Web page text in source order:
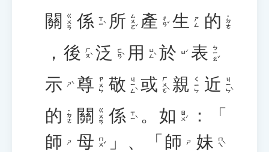
關 ㄍㄨㄢ 係 ㄒㄧˋ 所 ㄙㄨㄛˇ 產 ㄔㄢˇ 生 ㄕㄥ 的 ˙ㄉㄜ
， 後 ㄏㄡˋ 泛 ㄈㄢˋ 用 ㄩㄥˋ 於 ㄩˊ 表 ㄅㄧㄠˇ
示 ㄕˋ 尊 ㄗㄨㄣ 敬 ㄐㄧㄥˋ 或 ㄏㄨㄛˋ 親 ㄑㄧㄣ 近 ㄐㄧㄣˋ
的 ˙ㄉㄜ 關 ㄍㄨㄢ 係 ㄒㄧˋ 。 如 ㄖㄨˊ
：「
師
ㄕ 母 ㄇㄨˇ 」、「 師 ㄕ 妹 ㄇㄟˋ